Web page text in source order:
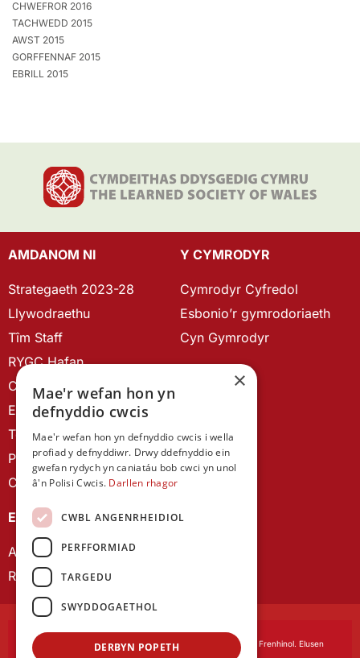
CHWEFROR 2016
TACHWEDD 2015
AWST 2015
GORFFENNAF 2015
EBRILL 2015
AMDANOM NI
Strategaeth 2023-28
Llywodraethu
Tîm Staff
RYGC Hafan
Canllawiau brandio
Ein Hanes
Telerau ac Amodau
Polisi Preifatrwydd
Cysylltu â ni
Y CYMRODYR
Cymrodyr Cyfredol
Esbonio’r gymrodoriaeth
Cyn Gymrodyr
EIN CYHOEDDIADAU
Astudiaethau Cymreig
Rhwydwaith Ymchwil Gyrfa Cynnar
Cymdeithas Ddysgedig Cymru, corfforedig drwy Siarter Frenhinol. Elusen
×
Mae'r wefan hon yn
defnyddio cwcis
Mae'r wefan hon yn defnyddio cwcis i wella
profiad y defnyddiwr. Drwy ddefnyddio ein
gwefan rydych yn caniatáu bob cwci yn unol
â'n Polisi Cwcis. Darllen rhagor
CWBL ANGENRHEIDIOL
PERFFORMIAD
TARGEDU
SWYDDOGAETHOL
DERBYN POPETH